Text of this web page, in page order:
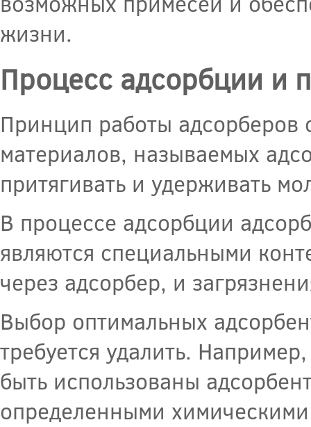
жизни.
Процесс адсорбции и
Принцип работы адсорберов
материалов, называемых
притягивать и удерживать
В процессе адсорбции
являются специальными
через адсорбер, и
Выбор оптимальных
требуется удалить.
быть использованы
определенными